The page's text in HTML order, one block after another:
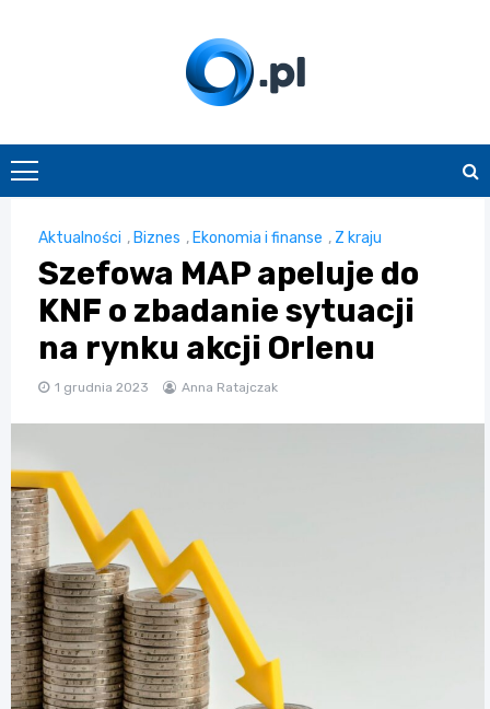
O.pl
Aktualności , Biznes , Ekonomia i finanse , Z kraju
Szefowa MAP apeluje do
KNF o zbadanie sytuacji
na rynku akcji Orlenu
1 grudnia 2023 Anna Ratajczak